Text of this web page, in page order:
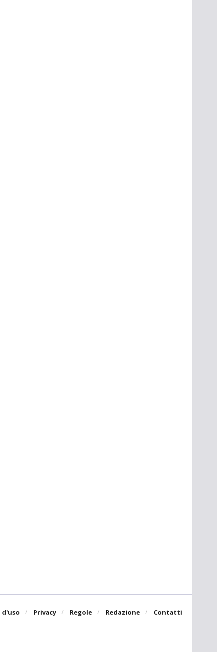
d'uso Privacy Regole Redazione Contatti